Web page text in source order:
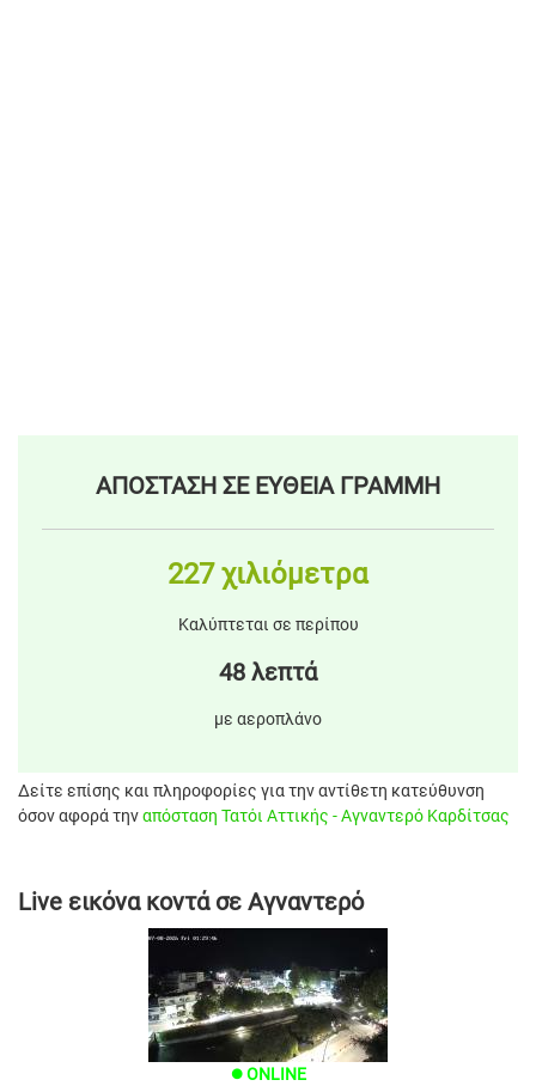
ΑΠΟΣΤΑΣΗ ΣΕ ΕΥΘΕΙΑ ΓΡΑΜΜΗ
227 χιλιόμετρα
Καλύπτεται σε περίπου
48 λεπτά
με αεροπλάνο
Δείτε επίσης και πληροφορίες για την αντίθετη κατεύθυνση
όσον αφορά τηναπόσταση Τατόι Αττικής - Αγναντερό Καρδίτσας
Live εικόνα κοντά σε Αγναντερό
brightness_1 ONLINE